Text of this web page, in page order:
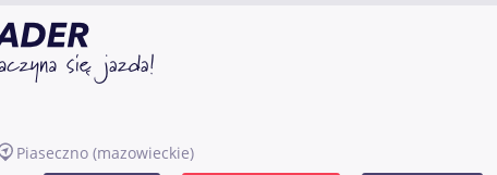
Piaseczno (mazowieckie)